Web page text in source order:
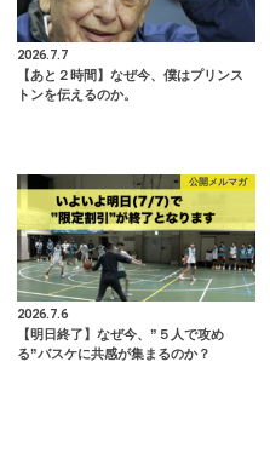
2026.7.7
【あと２時間】なぜ今、僕はプリンス
トンを伝えるのか。
公開メルマガ
2026.7.6
【明日終了】なぜ今、”５人で攻め
る”バスケに共感が集まるのか？